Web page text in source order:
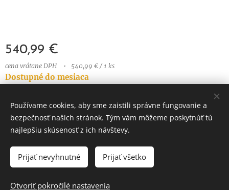
540,99 €
cena vrátane DPH 540,99 € / 1 ks
Dostupné do mesiaca
DO KOŠÍKA
Používame cookies, aby sme zaistili správne fungovanie a
bezpečnosť našich stránok. Tým vám môžeme poskytnúť tú
najlepšiu skúsenosť z ich návštevy.
Prijať nevyhnutné Prijať všetko
Otvoriť pokročilé nastavenia